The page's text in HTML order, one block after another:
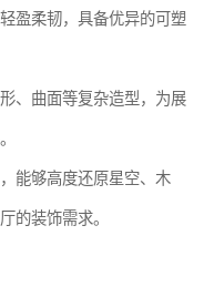
盈柔韧，具备优异的可塑
、曲面等复杂造型，为展
能够高度还原星空、木
的装饰需求。